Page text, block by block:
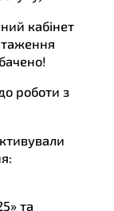
кабінет
роботи з
та